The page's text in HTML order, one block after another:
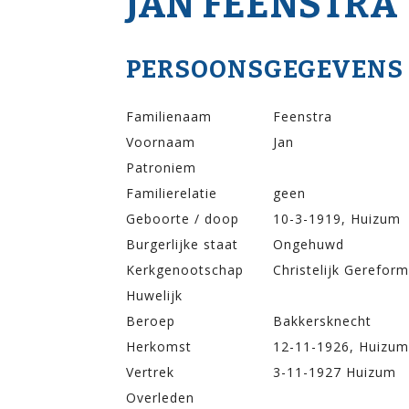
PERSOONSGEGEVENS
Familienaam
Feenstra
Voornaam
Jan
Patroniem
Familierelatie
geen
Geboorte / doop
10-3-1919, Huizum
Burgerlijke staat
Ongehuwd
Kerkgenootschap
Christelijk
Huwelijk
Beroep
Bakkersknecht
Herkomst
12-11-1926, Huizum
Vertrek
3-11-1927 Huizum
Overleden